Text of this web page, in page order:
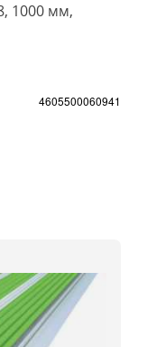
1000 мм,
4605500060941